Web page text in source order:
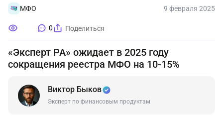
МФО 9 февраля 2025
0 Поделиться
«Эксперт РА» ожидает в 2025 году
сокращения реестра МФО на 10-15%
Виктор Быков
Эксперт по финансовым продуктам